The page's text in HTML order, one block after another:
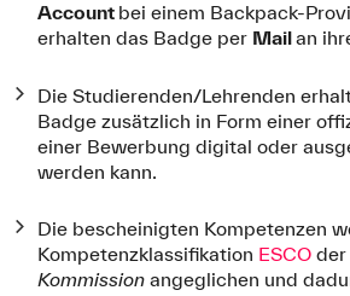
Account bei einem Backpack-
erhalten das Badge per Mailan
Die Studierenden/Lehrenden
Badge zusätzlich in Form einer
einer Bewerbung digital oder
werden kann.
Die bescheinigten Kompetenzen
Kompetenzklassifikation ESCOder
Kommission angeglichen und